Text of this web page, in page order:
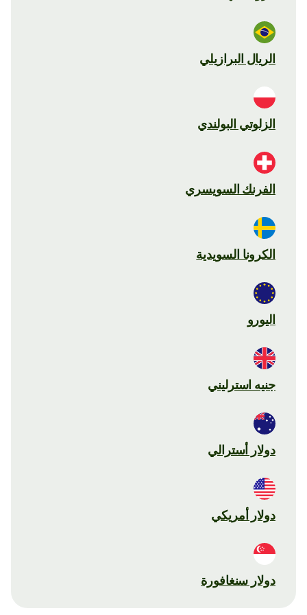
الريال البرازيلي
الزلوتي البولندي
الفرنك السويسري
الكرونا السويدية
اليورو
جنيه استرليني
دولار أسترالي
دولار أمريكي
دولار سنغافورة